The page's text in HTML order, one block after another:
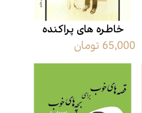
خاطره های پراکنده
65,000 تومان